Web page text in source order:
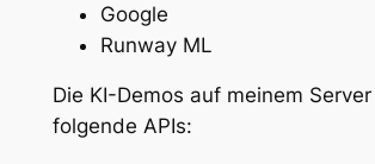
Google
Runway ML
Die KI-Demos auf meinem
folgende APIs: